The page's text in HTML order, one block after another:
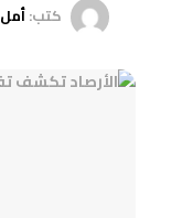
كتب: